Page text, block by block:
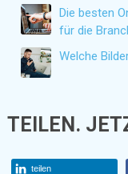
Die besten
für die
Welche
TEILEN.
teilen